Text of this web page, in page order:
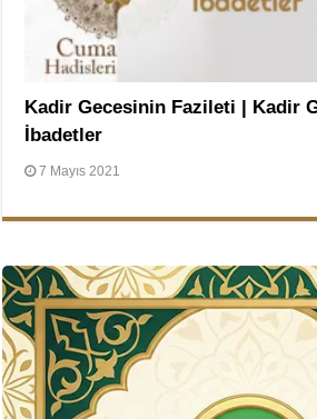
Kadir Gecesinin Fazileti | Kadir
İbadetler
7 Mayıs 2021